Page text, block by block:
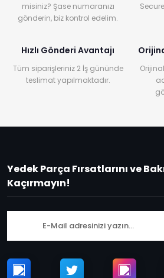
misiniz? Şase numaranızı
gönderin, biz kontrol edelim.
Hızlı Gönderi Avantajı
Tüm siparişleriniz 2 İş gününde
teslimat yapılmaktadır.
Yedek Parça Fırsatlarını ve
Kaçırmayın!